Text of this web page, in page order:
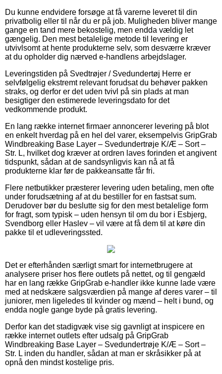
Du kunne endvidere forsøge at få varerne leveret til din
privatbolig eller til når du er på job. Muligheden bliver mange
gange en tand mere bekostelig, men endda vældig let
gængelig. Den mest betalelige metode til levering er
utvivlsomt at hente produkterne selv, som desværre kræver
at du opholder dig nærved e-handlens arbejdslager.
Leveringstiden på Svedtrøjer / Svedundertøj Herre er
selvfølgelig ekstremt relevant forudsat du behøver pakken
straks, og derfor er det uden tvivl på sin plads at man
besigtiger den estimerede leveringsdato for det
vedkommende produkt.
En lang række internet firmaer annoncerer levering på blot
en enkelt hverdag på en hel del varer, eksempelvis GripGrab
Windbreaking Base Layer – Svedundertrøje K/Æ – Sort –
Str. L, hvilket dog kræver at ordren laves forinden et angivent
tidspunkt, sådan at de sandsynligvis kan nå at få
produkterne klar før de pakkeansatte får fri.
Flere netbutikker præsterer levering uden betaling, men ofte
under forudsætning af at du bestiller for en fastsat sum.
Derudover bør du beslutte sig for den mest betalelige form
for fragt, som typisk – uden hensyn til om du bor i Esbjerg,
Svendborg eller Haslev – vil være at få dem til at køre din
pakke til et udleveringssted.
Det er efterhånden særligt smart for internetbrugere at
analysere priser hos flere outlets på nettet, og til gengæld
har en lang række GripGrab e-handler ikke kunne lade være
med at nedskære salgsværdien på mange af deres varer – til
juniorer, men ligeledes til kvinder og mænd – helt i bund, og
endda nogle gange byde på gratis levering.
Derfor kan det stadigvæk vise sig gavnligt at inspicere en
række internet outlets efter udsalg på GripGrab
Windbreaking Base Layer – Svedundertrøje K/Æ – Sort –
Str. L inden du handler, sådan at man er skråsikker på at
opnå den mindst kostelige pris.